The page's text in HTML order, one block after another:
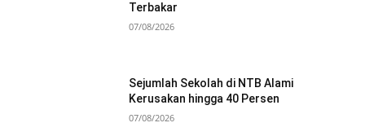
Terbakar
07/08/2026
Sejumlah Sekolah di NTB Alami
Kerusakan hingga 40 Persen
07/08/2026